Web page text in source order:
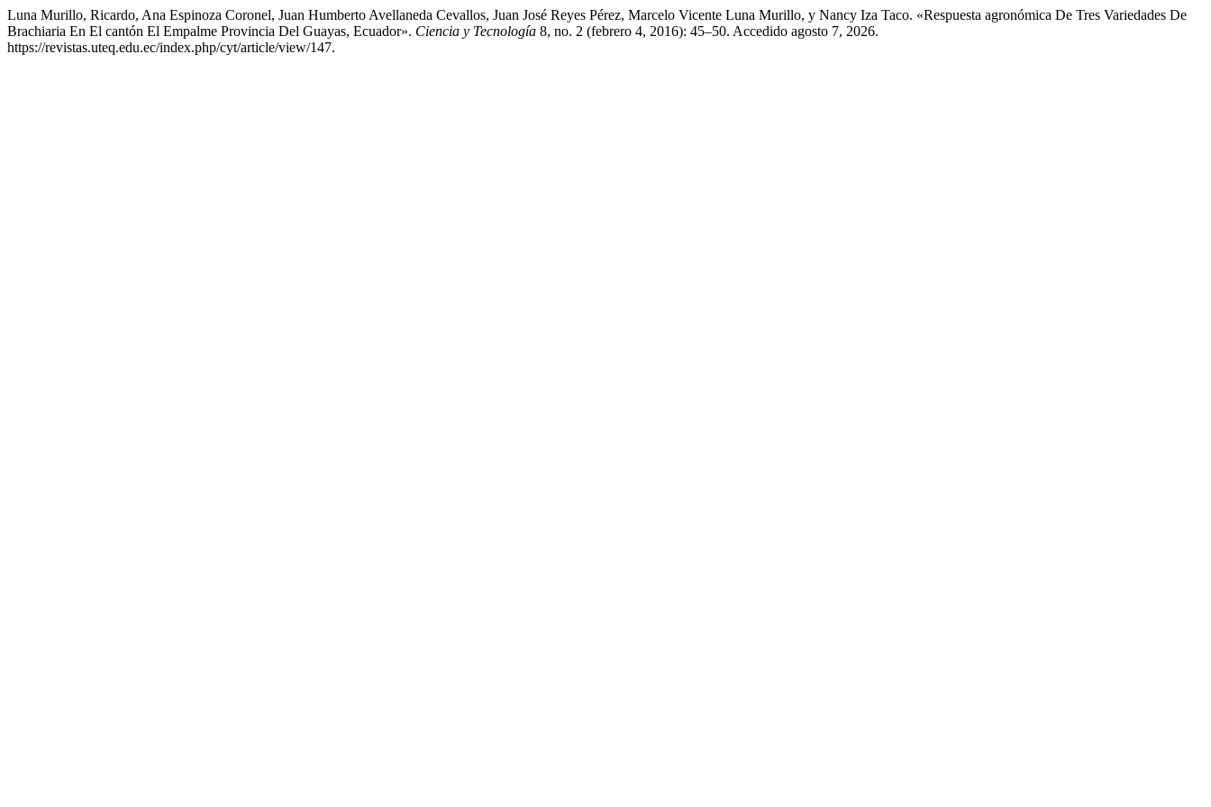
Luna Murillo, Ricardo, Ana Espinoza Coronel, Juan Humberto Avellaneda Cevallos, Juan José Reyes Pérez, Marcelo Vicente Luna Murillo, y Nancy Iza Taco. «Respuesta agronómica De Tres Variedades De
Brachiaria En El cantón El Empalme Provincia Del Guayas, Ecuador». Ciencia y Tecnología 8, no. 2 (febrero 4, 2016): 45–50. Accedido agosto 7, 2026.
https://revistas.uteq.edu.ec/index.php/cyt/article/view/147.